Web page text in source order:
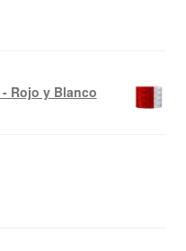
Rojo y Blanco